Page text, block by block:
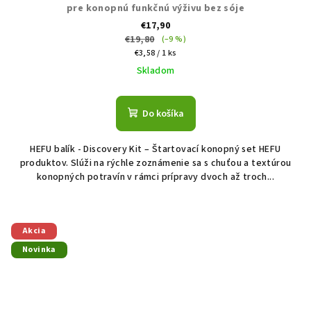
pre konopnú funkčnú výživu bez sóje
€17,90
€19,80
(–9 %)
Jednotková
cena:
€3,58 / 1 ks
Skladom
Do košíka
HEFU balík - Discovery Kit – Štartovací konopný set HEFU
produktov. Slúži na rýchle zoznámenie sa s chuťou a textúrou
konopných potravín v rámci prípravy dvoch až troch...
Akcia
Novinka